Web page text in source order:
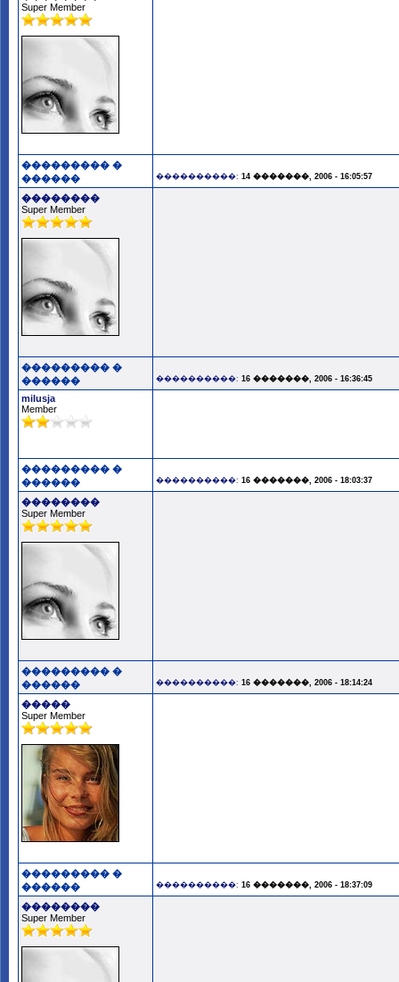
Super Member
��������� �
������
����������: 14 �������, 2006 - 16:05:57
��������
Super Member
��������� �
������
����������: 16 �������, 2006 - 16:36:45
milusja
Member
��������� �
������
����������: 16 �������, 2006 - 18:03:37
��������
Super Member
��������� �
������
����������: 16 �������, 2006 - 18:14:24
�����
Super Member
��������� �
������
����������: 16 �������, 2006 - 18:37:09
��������
Super Member